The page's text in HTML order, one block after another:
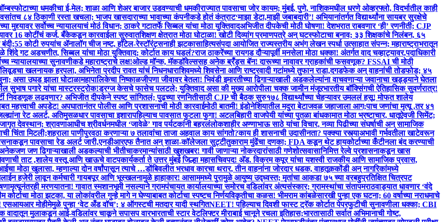
धमकीचा ई-मेल; शाळा आणि शेअर बाजार उडवण्याची धमकीराज्यात पावसाचा जोर कायम; मुंबई, पुणे, नाशिकमधील धरणे ओव्हरफ्लो, विदर्भातील काही
८४ ठिकाणी रस्ता खचला; भाजप खासदाराच्या भावाच्या कंपनीकडे होतं कंत्राट‘माझा डेटा,माझी जबाबदारी’! अभियानांतर्गत विद्यार्थ्यांना सायबर सुरक्षेचे
मुद्द्यावर सर्वोच्च न्यायालयाचं मोठं विधान; ठाकरे गटातर्फे सिब्बल यांचा मोठा युक्तिवादअभिजीत दीपकेची मोठी घोषणा! देशभरात राबवणार ‘ही’ रणनीती; CJP
16 कोटींचं कर्ज, बँकेकडून कारवाईला सुरुवातशिक्षण क्षेत्रात मोठा घोटाळा! खोटी दिव्यांग प्रमाणपत्रे अन् घटस्फोटाचा बनाव; ३३ शिक्षकांचे निलंबन, ६५
कोटी रुपयांच ॲनालॉग चीज नष्ट, हॉटेल-रेस्टॉरंट्सनाही झटकासाहित्यसंपदा आयोजित राज्यस्तरीय अभंग लेखन स्पर्धा उत्साहात संपन्न; महाराष्ट्राभरातून
शिंदे गट अडचणीत, सिब्बल यांचा मोठा युक्तिवाद; कोर्टात काय घडलं?राज ठाकरेंच्या रायगड दौऱ्यापूर्वी मनसेला मोठा धक्का! अंतर्गत वाद चव्हाट्यावर,पदाधिकारी
न्यायालयाच्या सुनावणीकडे महाराष्ट्राचे लक्ष!ओल्ड मॉन्क, मॅकडॉवेल्ससह अनेक ब्रँड्स बॅन! दारूच्या नावावर ग्राहकांची फसवणूक? FSSAI ची मोठी
खलनायक हरपला, अभिनेता प्रदीप रावत यांचं निधनधाराशिवमध्ये शिवसेना आणि राष्ट्रवादी गटांमध्ये तुफान राडा,दगडफेक अन् वाहनांची तोडफोड; ४५
असा उघड झाला घोटाळामहापालिकेचा निष्काळजीपणा जीवावर बेतला! भिवंडी इमारतीच्या ढिगाऱ्याखाली अडकलेल्यांना वाचवणाऱ्या जवानाचा खड्ड्याने घेतला
सुभाष पगारे यांचा मास्टरस्ट्रोक!ड्रग्ज केसचे फासेच पलटले; युक्तिवाद असा की मुख्य आरोपीला चक्क जामीन मंजूरभारतीय बॉक्सिंगची ऐतिहासिक सुवर्णरात्र!
निवडणूक लढवणार? अभिजीत दीपकेने स्पष्ट सांगितलं; पुढच्या रणनितीसाठी CJP ची बैठक सुरु१७८ विद्यार्थ्यांच्या चेहऱ्यावर उमललं हसू! मोफत शालेय
महत्त्वाची अपडेट! अपघातानंतर पोलीस आणि प्रशासनाची मोठी कारवाईमोठी बातमी! इंडोनेशियातील मदुरा बेटाजवळ जहाजाला आग;पाच जणांचा मृत्यू ,तर ४१
रेट अलर्ट, अतिमुसळधार पावसाचा इशारापहिल्याच पावसात फुटला फुगा! अटलबिहारी वाजपेयी यांच्या पुतळा बांधकामात मोठा भ्रष्टाचार, धातूऐवजी सिमेंट;
देवस्थान; श्रावणाआधीच श्रीवर्धनमधील ‘जावेळे’ गाव पर्यटकांनी बहरलंलोकशाहीर अण्णाभाऊ साठे यांचा विचार, नव्या पिढीच्या संघर्षाची अन् सामाजिक
चिंता मिटली;शहराला पाणीपुरवठा करणाऱ्या ७ तलावांचा ताजा अहवाल काय सांगतो?काय ही शासनाची उदासीनता? पक्क्या रस्त्याअभावी गर्भवतीला खाटेवरून
पावसाचा रेड अलर्ट जारी,एनडीआरएफ तैनात अन् शाळा-कॉलेजला सुट्टीतुकाराम मुंढेंचा दणका; FDA कडून थेट हायकोर्टाच्या कँटीनला बंद करण्याची
जण ढिगाऱ्याखाली अडकल्याची भीतीचाकरमान्यांसाठी खुशखबर! गावी जाणाऱ्या नोकरदारांसाठी गणेशोत्सवासानिमित्त रेल्वे प्रशासनाकडून खास
जेवणाची ताट ,शालेय वस्तू आणि खाऊचे वाटपकार्यकर्ता ते उत्तर मुंबई जिल्हा महासचिवपद! अ‍ॅड. विक्रम कपूर यांचा यशस्वी राजकीय आणि सामाजिक प्रवास,
मोठा खुलासा, म्हणाल्या दोन वर्षांपासून त्याचे …डोंबिवलीत भरधाव कारचा थरार, तीन वाहनांना जोरदार धडक, वाहतूककोंडी अन् नागरिकांमध्ये
हजेरी लावून कर्मचारी गायबपूर आणि भूस्खलनामुळे हाहाकार! आसाममध्ये पुरामुळे आयुष्य उद्ध्वस्त; मृतांचा आकडा ७५ च्या वरबहुप्रतिक्षित चित्रपट
मृत्यूनंतरही मरणयातना! गावात स्मशानभूमी नसल्याने ग्रामपंचायत कार्यालयाच्या समोरच वडिलांवर अंत्यसंस्कार; ग्रामस्थांचा संतापमराठवाड्यात धावणार ‘वंदे
मोठा झटका, या लोकांवरील गुन्हे मागे न घेण्याबाबत कोर्टाचा स्पष्टच निर्णयविकृतीचा कळस! भीमराम कांबळेसारखी पुन्हा एक घटना; 60 वर्षाच्या नराधमाचे
एसआयआर मोहीमेमुळे पुन्हा ‘वेट अँड वॉच’; ४ ऑगस्टची मतदार यादी स्थगितNEET! पहिल्याच दिवशी फास्ट ट्रॅक कोर्टात पेपरफुटीची सुनावणीला धक्का; CBI
वादातून मुलाकडून आई-वडिलांवर चाकूने सपासप वारभारताची स्टार वेटलिफ्टर मीराबाई चानूने रचला इतिहास;भारतासाठी सर्वात अभिमानाची गोष्ट,